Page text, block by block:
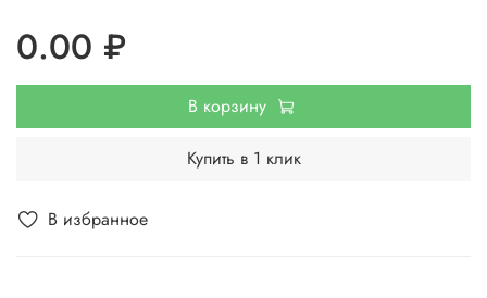
В избранное
0.00 ₽
В корзину
Купить в 1 клик